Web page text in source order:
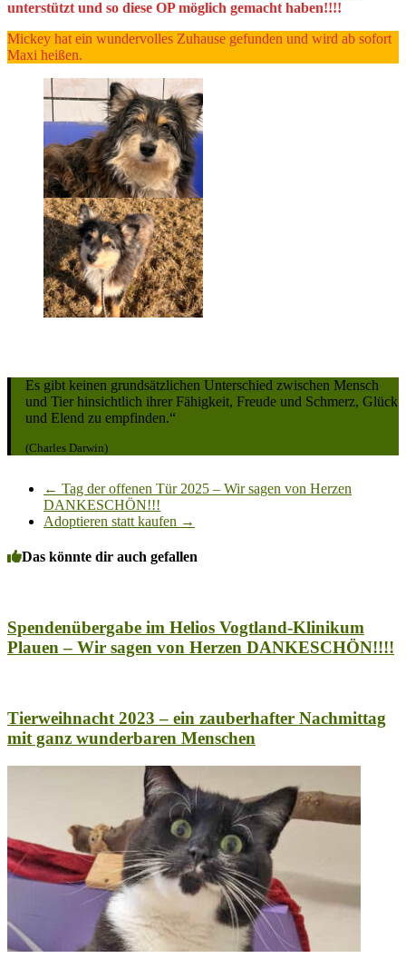
unterstützt und so diese OP möglich gemacht haben!!!!
Mickey hat ein wundervolles Zuhause gefunden und wird ab sofort
Maxi heißen.
Es gibt keinen grundsätzlichen Unterschied zwischen Mensch
und Tier hinsichtlich ihrer Fähigkeit, Freude und Schmerz, Glück
und Elend zu empfinden.“
(Charles Darwin)
← Tag der offenen Tür 2025 – Wir sagen von Herzen
DANKESCHÖN!!!
Adoptieren statt kaufen →
Das könnte dir auch gefallen
Spendenübergabe im Helios Vogtland-Klinikum
Plauen – Wir sagen von Herzen DANKESCHÖN!!!!
Tierweihnacht 2023 – ein zauberhafter Nachmittag
mit ganz wunderbaren Menschen